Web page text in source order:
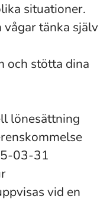
situationer.
vågar tänka själv
och stötta dina
lönesättning
03-31
vid en